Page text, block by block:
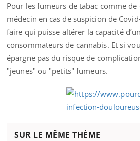
Pour les fumeurs de tabac comme
médecin en cas de suspicion de
faire qui puisse altérer la capacité
consommateurs de cannabis. Et si
épargne pas du risque de
"jeunes" ou "petits" fumeurs.
SUR LE MÊME THÈME